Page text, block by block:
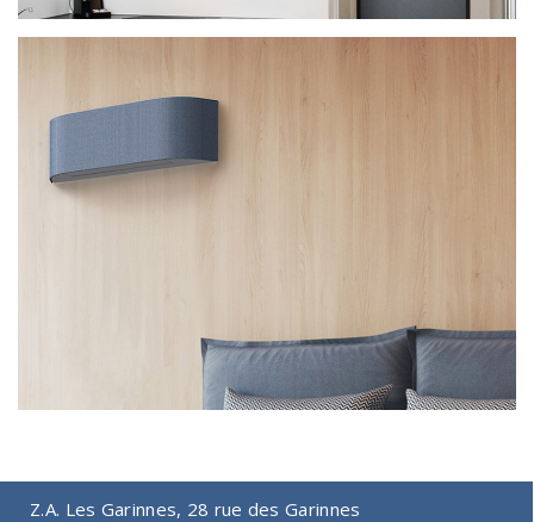
CLIMATISATION MURALE KRTP
POLYVALENTE, DOUBLE LAME DE
SOUFFLAGE (HORIZONTALE ET
VERTICALE)
GRÂCE À UNE HOUSSE
INTERCHANGEABLE
Z.A. Les Garinnes, 28 rue des Garinnes